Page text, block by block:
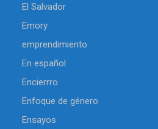
El Salvador
Emory
emprendimiento
En español
Encierrro
Enfoque de género
Ensayos